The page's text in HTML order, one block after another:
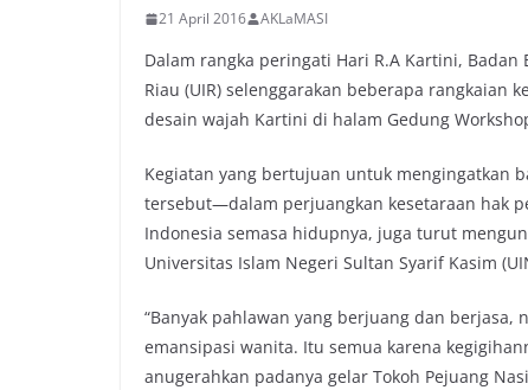
21 April 2016 AKLaMASI
Dalam rangka peringati Hari R.A Kartini, Badan
Riau (UIR) selenggarakan beberapa
desain wajah Kartini di halam Gedung
Kegiatan yang bertujuan untuk mengingatkan
tersebut—dalam perjuangkan kesetaraan hak
Indonesia semasa hidupnya, juga turut
Universitas Islam Negeri Sultan Syarif Kasim
“Banyak pahlawan yang berjuang dan berjasa,
emansipasi wanita. Itu semua karena
anugerahkan padanya gelar Tokoh Pejuang